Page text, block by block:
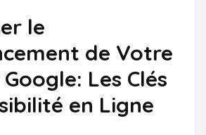
le
de Votre
Les Clés
en Ligne